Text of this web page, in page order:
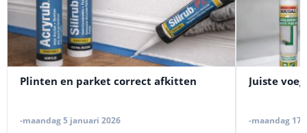
Plinten en parket correct afkitten
-maandag 5 januari 2026
Juiste
-maandag 17